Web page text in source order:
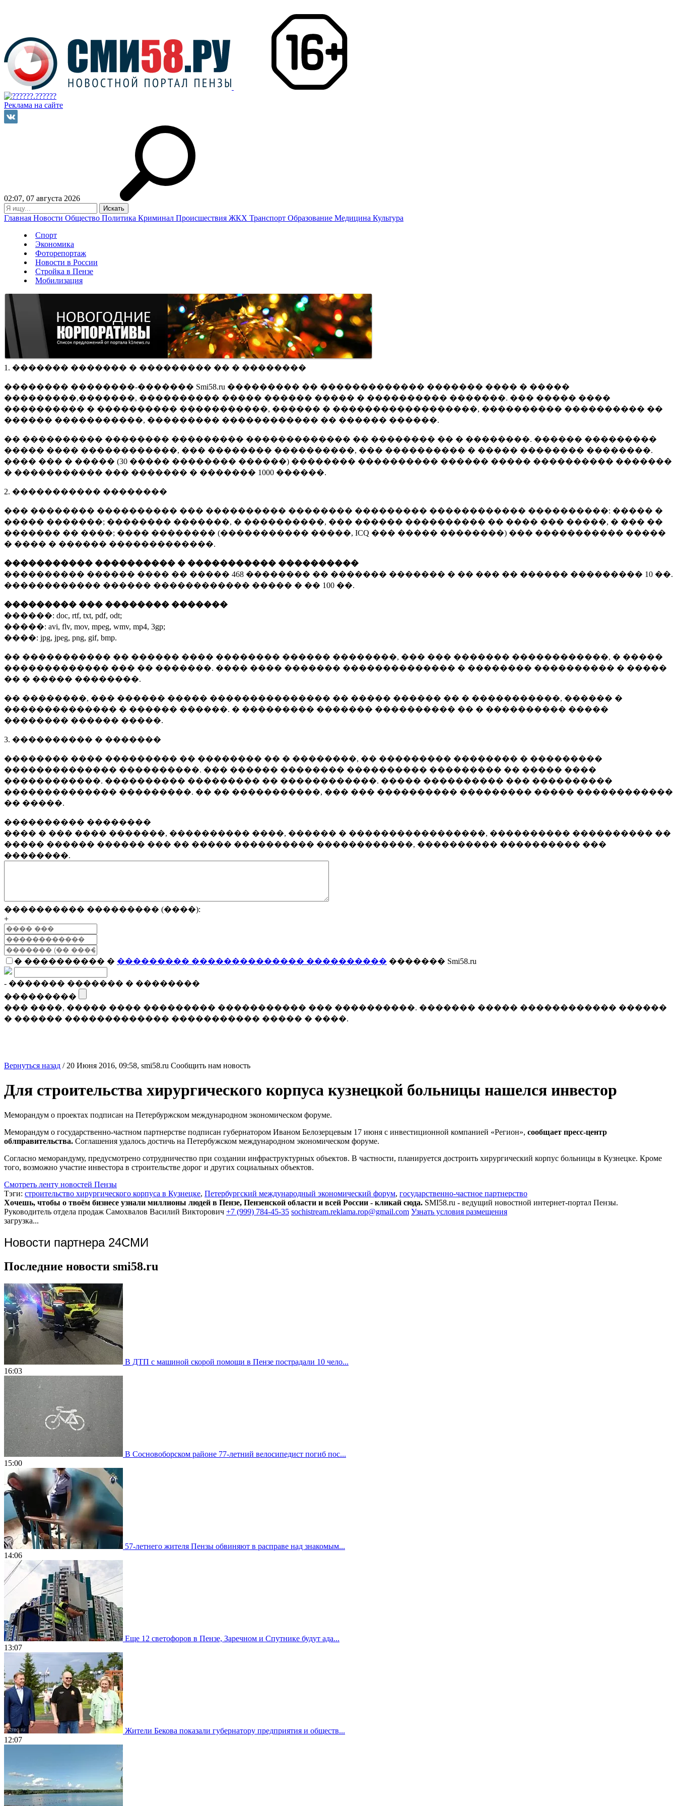
Реклама на сайте
02:07, 07 августа 2026
Главная Новости Общество Политика Криминал Происшествия ЖКХ Транспорт Образование Медицина Культура
Спорт
Экономика
Фоторепортаж
Новости в России
Стройка в Пензе
Мобилизация
1. ������� ������� � ��������� �� � ��������
�������� ��������-������� Smi58.ru ��������� �� ������������� ������� ���� � �����
���������,�������, ���������� ����� ������ ����� � ���������� �������. ��� ����� ����
���������� � ���������� �����������, ������ � ������������������, ���������� ���������� ��
������ �����������, ��������� ������������ �� ������ ������.
�� ���������� �������� ��������� ������������� �� �������� �� � ��������. ������ ���������
����� ���� ������������, ��� �������� ����������, ��� ���������� � ����� �������� ��������.
���� ��� � ����� (30 ����� �������� ������) �������� ���������� ������ ����� ���������� �������
� ����������� ��� ������� � ������� 1000 ������.
2. ����������� ��������
��� �������� ���������� ��� ���������� �������� ��������� ������������ ����������: ����� �
����� �������; �������� �������, � ����������, ��� ������ ���������� �� ���� ��� �����, � ��� ��
������� �� ����; ���� �������� (����������� �����, ICQ ��� ����� ��������) ��� ����������� �����
� ���� � ������ �������������.
����������� ���������� � ����������� ����������
���������� ������ ���� �� ����� 468 �������� �� ������� ������� � �� ��� �� ������ ��������� 10 ��.
������������ ������ ������������ ����� � �� 100 ��.
��������� ��� �������� �������
������: doc, rtf, txt, pdf, odt;
�����: avi, flv, mov, mpeg, wmv, mp4, 3gp;
����: jpg, jpeg, png, gif, bmp.
�� ����������� �� ������ ���� �������� ������ ��������, ��� ��� ������� ������������, � �����
������������� ��� �� �������. ���� ���� ������� �������������� � �������� ���������� � �����
�� � ����� ��������.
�� ��������, ��� ������ ����� ��������������� �� ����� ������ �� � �����������, ������ �
�������������� � ������ ������. � ��������� ������� ���������� �� � ���������� �����
�������� ������ �����.
3. ���������� � �������
�������� ���� ��������� �� �������� �� � ��������, �� ��������� �������� � ���������
�������������� ����������. ��� ������ �������� ���������� ��������� �� ����� ����
������������. ���������� ��������� �� ������������. ����� ���������� ��� ����������
�������������� ���������. �� �� �����������, ��� ��� ���������� ��������� ����� ������������
�� �����.
���������� ��������
���� � ��� ���� �������, ���������� ����, ������ � �����������������, ���������� ���������� ��
����� ������ ������ ��� �� ����� ���������� ������������, ���������� ���������� ���
��������.
���������� ��������� (����):
+
� ���������� � ��������� �������������� ���������� ������� Smi58.ru
- ������� ������� � ��������
���������
��� ����, ����� ���� ��������� ����������� ��� ����������. ������� ����� ������������ ������
� ������ ������������� ����������� ����� � ����.
Вернуться назад / 20 Июня 2016, 09:58, smi58.ru Сообщить нам новость
Для строительства хирургического корпуса кузнецкой больницы нашелся инвестор
Меморандум о проектах подписан на Петербуржском международном экономическом форуме.
Меморандум о государственно-частном партнерстве подписан губернатором Иваном Белозерцевым 17 июня с инвестиционной компанией «Регион», сообщает пресс-центр
облправительства. Соглашения удалось достичь на Петербужском международном экономическом форуме.
Согласно меморандуму, предусмотрено сотрудничество при создании инфраструктурных объектов. В частности, планируется достроить хирургический корпус больницы в Кузнецке. Кроме
того, возможно участие инвестора в строительстве дорог и других социальных объектов.
Смотреть ленту новостей Пензы
Тэги: строительство хирургического корпуса в Кузнецке, Петербургский международный экономический форум, государственно-частное партнерство
Хочешь, чтобы о твоём бизнесе узнали миллионы людей в Пензе, Пензенской области и всей России - кликай сюда. SMI58.ru - ведущий новостной интернет-портал Пензы.
Руководитель отдела продаж Самохвалов Василий Викторович +7 (999) 784-45-35 sochistream.reklama.rop@gmail.com Узнать условия размещения
загрузка...
Новости партнера 24СМИ
Последние новости smi58.ru
В ДТП с машиной скорой помощи в Пензе пострадали 10 чело...
16:03
В Сосновоборском районе 77-летний велосипедист погиб пос...
15:00
57-летнего жителя Пензы обвиняют в расправе над знакомым...
14:06
Еще 12 светофоров в Пензе, Заречном и Спутнике будут ада...
13:07
Жители Бекова показали губернатору предприятия и обществ...
12:07